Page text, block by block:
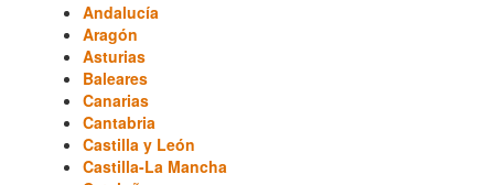
Andalucía
Aragón
Asturias
Baleares
Canarias
Cantabria
Castilla y León
Castilla-La Mancha